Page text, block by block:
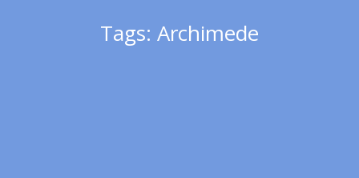
Tags: Archimede